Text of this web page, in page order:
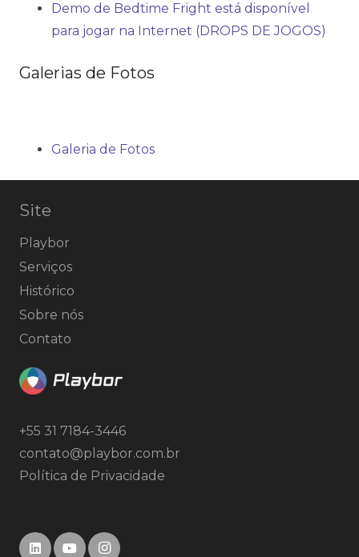
Demo de Bedtime Fright está disponível
para jogar na Internet (DROPS DE JOGOS)
Galerias de Fotos
Galeria de Fotos
Site
Playbor
Serviços
Histórico
Sobre nós
Contato
+55 31 7184-3446
contato@playbor.com.br
Política de Privacidade